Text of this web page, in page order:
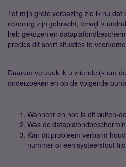
Tot mijn grote verbazing zie ik nu dat
rekening zijn gebracht, terwijl ik
heb gekozen en
precies dit soort situaties te
Daarom verzoek ik u vriendelijk om
onderzoeken en op de volgende
Wanneer en hoe is dit buiten-
Was de
Kan dit probleem verband
nummer of een systeemfout